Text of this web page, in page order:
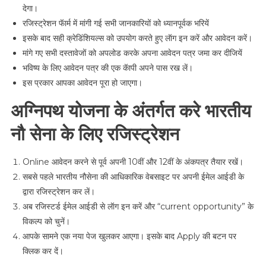
देगा।
रजिस्ट्रेशन फॅार्म में मांगी गई सभी जानकारियों को ध्यानपूर्वक भरियें
इसके बाद सही क्रेडिंशियल्स को उपयोग करते हुए लॅाग इन करें और आवेदन करें।
मांगे गए सभी दस्तावेजों को अपलोड करके अपना आवेदन पत्र जमा कर दीजियें
भविष्य के लिए आवेदन पत्र की एक कॅापी अपने पास रख लें।
इस प्रकार आपका आवेदन पूरा हो जाएगा।
अग्निपथ योजना के अंतर्गत करे भारतीय
नौ सेना के लिए रजिस्ट्रेशन
Online आवेदन करने से पूर्व अपनी 10वीं और 12वीं के अंकपत्र तैयार रखें।
सबसे पहले भारतीय नौसेना की आधिकारिक वेबसाइट पर अपनी ईमेल आईडी के
द्वारा रजिस्ट्रेशन कर लें।
अब रजिस्टर्ड ईमेल आईडी से लॅाग इन करें और “current opportunity” के
विकल्प को चुनें।
आपके सामने एक नया पेज खुलकर आएगा। इसके बाद Apply की बटन पर
क्लिक कर दें।